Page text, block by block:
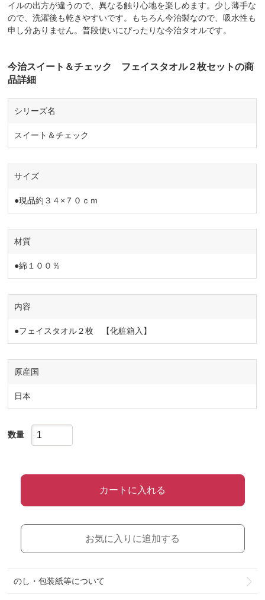
イルの出方が違うので、異なる触り心地を楽しめます。少し薄手な
ので、洗濯後も乾きやすいです。もちろん今治製なので、吸水性も
申し分ありません。普段使いにぴったりな今治タオルです。
今治スイート＆チェック フェイスタオル２枚セットの商
品詳細
シリーズ名
スイート＆チェック
サイズ
●現品約３４×７０ｃｍ
材質
●綿１００％
内容
●フェイスタオル２枚 【化粧箱入】
原産国
日本
数量
カートに入れる
お気に入りに追加する
のし・包装紙等について